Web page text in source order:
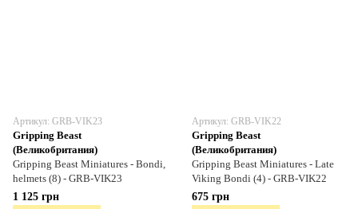
Артикул: GRB-VIK23
Gripping Beast
(Великобритания)
Gripping Beast Miniatures - Bondi,
helmets (8) - GRB-VIK23
1 125 грн
Артикул: GRB-VIK22
Gripping Beast
(Великобритания)
Gripping Beast Miniatures - Late
Viking Bondi (4) - GRB-VIK22
675 грн